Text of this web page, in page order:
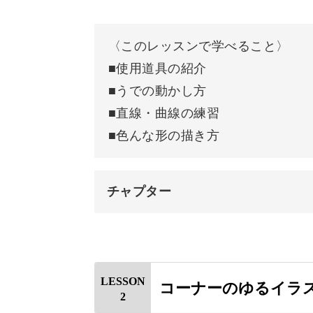
絵が苦手な方でも、なぞって練習で
なぞって練習できるから、ゆるイラ
可愛く仕上がるヒミツの1つは、人気
〈このレッスンで学べること〉
■使用道具の紹介
■うでの動かし方
■直線・曲線の練習
■色んな形の描き方
チャプター
はじめに
使用道具
LESSON
2
コーナーのゆるイラ